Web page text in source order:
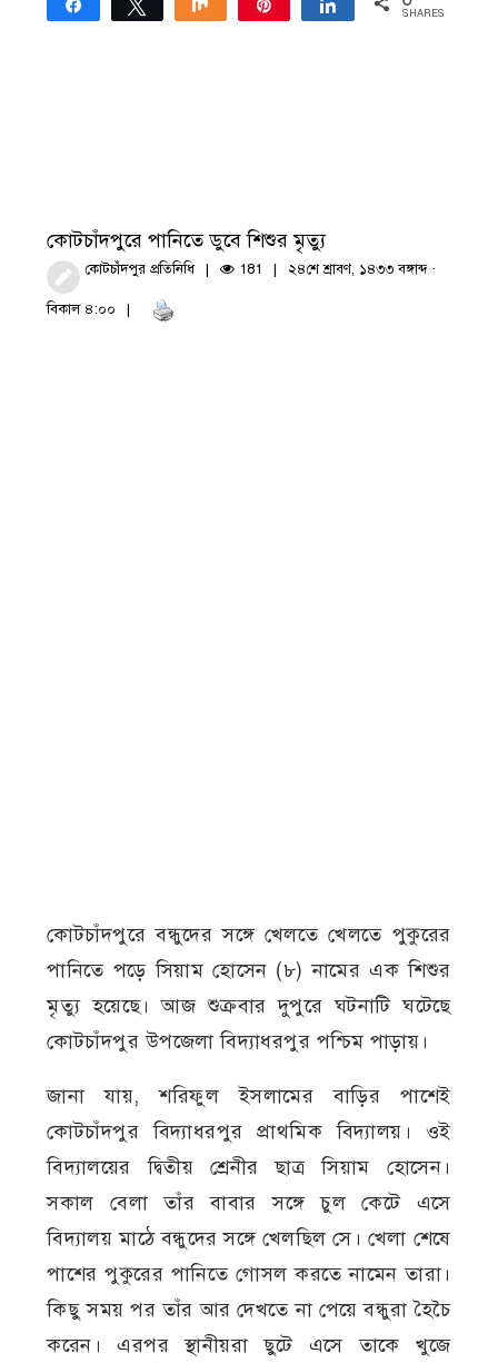
SHARES
কোটচাঁদপুরে পানিতে ডুবে শিশুর মৃত্যু
কোটচাঁদপুর প্রতিনিধি 181 ২৪শে শ্রাবণ, ১৪৩৩ বঙ্গাব্দ ·
বিকাল ৪:০০
কোটচাঁদপুরে বন্ধুদের সঙ্গে খেলতে খেলতে পুকুরের
পানিতে পড়ে সিয়াম হোসেন (৮) নামের এক শিশুর
মৃত্যু হয়েছে। আজ শুক্রবার দুপুরে ঘটনাটি ঘটেছে
কোটচাঁদপুর উপজেলা বিদ্যাধরপুর পশ্চিম পাড়ায়।
জানা যায়, শরিফুল ইসলামের বাড়ির পাশেই
কোটচাঁদপুর বিদ্যাধরপুর প্রাথমিক বিদ্যালয়। ওই
বিদ্যালয়ের দ্বিতীয় শ্রেনীর ছাত্র সিয়াম হোসেন।
সকাল বেলা তাঁর বাবার সঙ্গে চুল কেটে এসে
বিদ্যালয় মাঠে বন্ধুদের সঙ্গে খেলছিল সে। খেলা শেষে
পাশের পুকুরের পানিতে গোসল করতে নামেন তারা।
কিছু সময় পর তাঁর আর দেখতে না পেয়ে বন্ধুরা হৈচৈ
করেন। এরপর স্থানীয়রা ছুটে এসে তাকে খুজে